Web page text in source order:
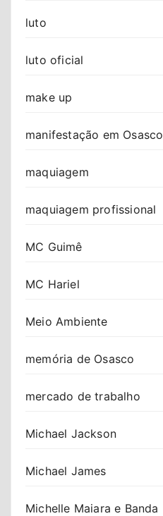
luto
luto oficial
make up
manifestação em Osasco
maquiagem
maquiagem profissional
MC Guimê
MC Hariel
Meio Ambiente
memória de Osasco
mercado de trabalho
Michael Jackson
Michael James
Michelle Maiara e Banda